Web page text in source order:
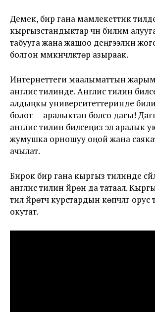
Демек, бир гана мамлекеттик тилде
кыргызстандыктар үчүн билим
табууга жана жашоо деңгээлин
болгон мүмкүнчүлүктөр азыраак.
Интернеттеги маалыматтын
англис тилинде. Англис тилин
алдыңкы университеттеринде
болот — аралыктан болсо дагы!
англис тилин билсеңиз эл аралык
жумушка орношуу оңой жана
ачылат.
Бирок бир гана кыргыз тилинде
англис тилин үйрөнүү да татаал.
тил үйрөтүүчү курстардын көпчүлүгү
окутат.